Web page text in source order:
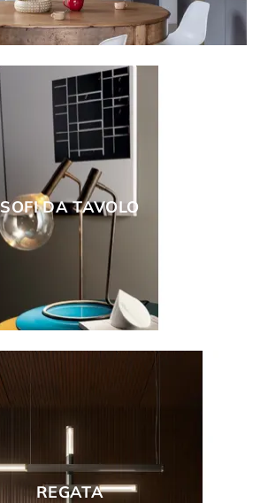
SOFI DA TAVOLO
REGATA